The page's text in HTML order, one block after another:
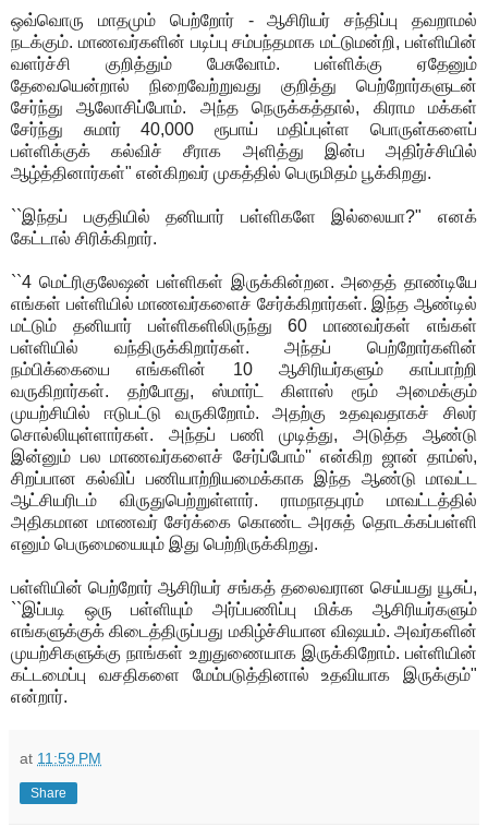
ஒவ்வொரு மாதமும் பெற்றோர் - ஆசிரியர் சந்திப்பு தவறாமல்
நடக்கும். மாணவர்களின் படிப்பு சம்பந்தமாக மட்டுமன்றி, பள்ளியின்
வளர்ச்சி குறித்தும் பேசுவோம். பள்ளிக்கு ஏதேனும்
தேவையென்றால் நிறைவேற்றுவது குறித்து பெற்றோர்களுடன்
சேர்ந்து ஆலோசிப்போம். அந்த நெருக்கத்தால், கிராம மக்கள்
சேர்ந்து சுமார் 40,000 ரூபாய் மதிப்புள்ள பொருள்களைப்
பள்ளிக்குக் கல்விச் சீராக அளித்து இன்ப அதிர்ச்சியில்
ஆழ்த்தினார்கள்" என்கிறவர் முகத்தில் பெருமிதம் பூக்கிறது.
``இந்தப் பகுதியில் தனியார் பள்ளிகளே இல்லையா?" எனக்
கேட்டால் சிரிக்கிறார்.
``4 மெட்ரிகுலேஷன் பள்ளிகள் இருக்கின்றன. அதைத் தாண்டியே
எங்கள் பள்ளியில் மாணவர்களைச் சேர்க்கிறார்கள். இந்த ஆண்டில்
மட்டும் தனியார் பள்ளிகளிலிருந்து 60 மாணவர்கள் எங்கள்
பள்ளியில் வந்திருக்கிறார்கள். அந்தப் பெற்றோர்களின்
நம்பிக்கையை எங்களின் 10 ஆசிரியர்களும் காப்பாற்றி
வருகிறார்கள். தற்போது, ஸ்மார்ட் கிளாஸ் ரூம் அமைக்கும்
முயற்சியில் ஈடுபட்டு வருகிறோம். அதற்கு உதவுவதாகச் சிலர்
சொல்லியுள்ளார்கள். அந்தப் பணி முடித்து, அடுத்த ஆண்டு
இன்னும் பல மாணவர்களைச் சேர்ப்போம்'' என்கிற ஜான் தாம்ஸ்,
சிறப்பான கல்விப் பணியாற்றியமைக்காக இந்த ஆண்டு மாவட்ட
ஆட்சியரிடம் விருதுபெற்றுள்ளார். ராமநாதபுரம் மாவட்டத்தில்
அதிகமான மாணவர் சேர்க்கை கொண்ட அரசுத் தொடக்கப்பள்ளி
எனும் பெருமையையும் இது பெற்றிருக்கிறது.
பள்ளியின் பெற்றோர் ஆசிரியர் சங்கத் தலைவரான செய்யது யூசுப்,
``இப்படி ஒரு பள்ளியும் அர்ப்பணிப்பு மிக்க ஆசிரியர்களும்
எங்களுக்குக் கிடைத்திருப்பது மகிழ்ச்சியான விஷயம். அவர்களின்
முயற்சிகளுக்கு நாங்கள் உறுதுணையாக இருக்கிறோம். பள்ளியின்
கட்டமைப்பு வசதிகளை மேம்படுத்தினால் உதவியாக இருக்கும்"
என்றார்.
at 11:59 PM
Share